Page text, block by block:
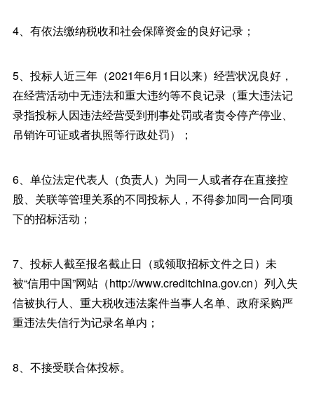
4、有依法缴纳税收和社会保障资金的良好记录；
5、投标人近三年（2021年6月1日以来）经营状况良好，
在经营活动中无违法和重大违约等不良记录（重大违法记
录指投标人因违法经营受到刑事处罚或者责令停产停业、
吊销许可证或者执照等行政处罚）；
6、单位法定代表人（负责人）为同一人或者存在直接控
股、关联等管理关系的不同投标人，不得参加同一合同项
下的招标活动；
7、投标人截至报名截止日（或领取招标文件之日）未
被“信用中国”网站（http://www.creditchina.gov.cn）列入失
信被执行人、重大税收违法案件当事人名单、政府采购严
重违法失信行为记录名单内；
8、不接受联合体投标。